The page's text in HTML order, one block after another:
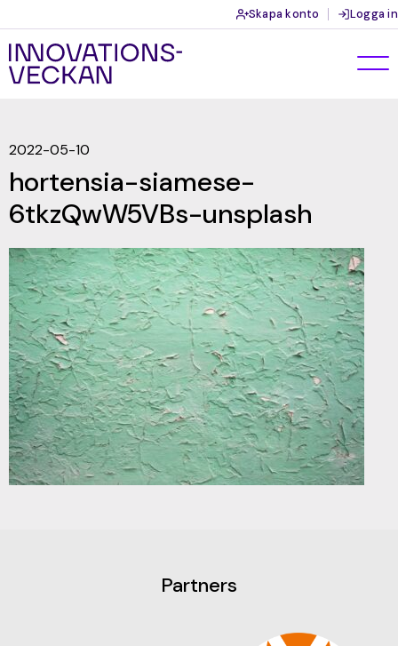
Skapa konto Logga in
2022-05-10
hortensia-siamese-
6tkzQwW5VBs-unsplash
Partners